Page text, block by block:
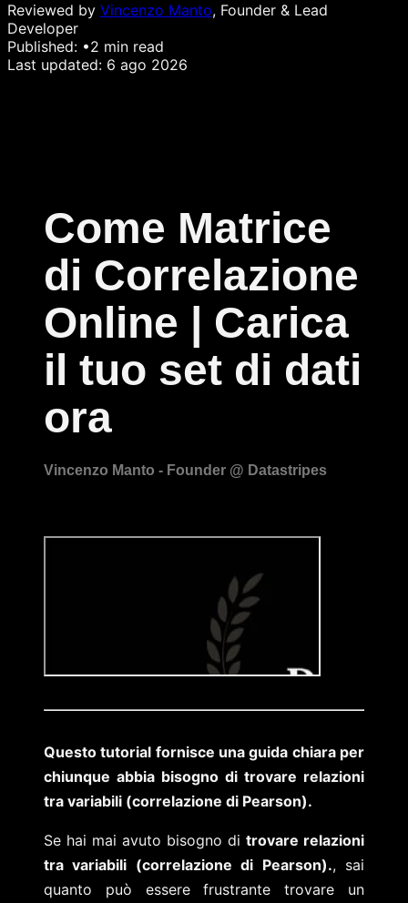
Reviewed by Vincenzo Manto, Founder & Lead
Developer
Published: •2 min read
Last updated: 6 ago 2026
Come Matrice
di Correlazione
Online | Carica
il tuo set di dati
ora
Questo tutorial fornisce una guida chiara per
chiunque abbia bisogno di trovare relazioni
tra variabili (correlazione di Pearson).
Se hai mai avuto bisogno di trovare relazioni
tra variabili (correlazione di Pearson)., sai
quanto può essere frustrante trovare un